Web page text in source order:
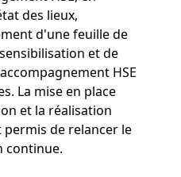
des lieux,
d'une feuille de
et de
HSE
La mise en place
et la réalisation
de relancer le
continue.